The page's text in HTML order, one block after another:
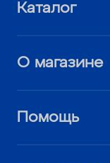
Каталог
О магазине
Помощь